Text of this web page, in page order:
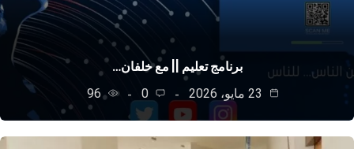
برنامج تعليم || مع خلفان…
0
96